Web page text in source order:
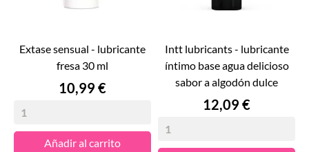
extase sensual - lubricante
fresa 30 ml
Precio
10,99 €
Añadir al carrito
intt lubricants - lubricante
íntimo base agua delicioso
sabor a algodón dulce
Precio
12,09 €